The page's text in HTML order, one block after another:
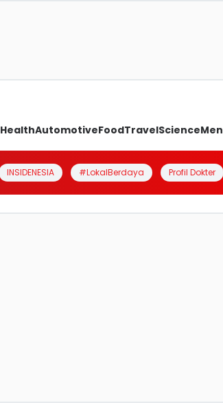
HealthAutomotiveFoodTravelScienceMen
INSIDENESIA #LokalBerdaya Profil Dokter